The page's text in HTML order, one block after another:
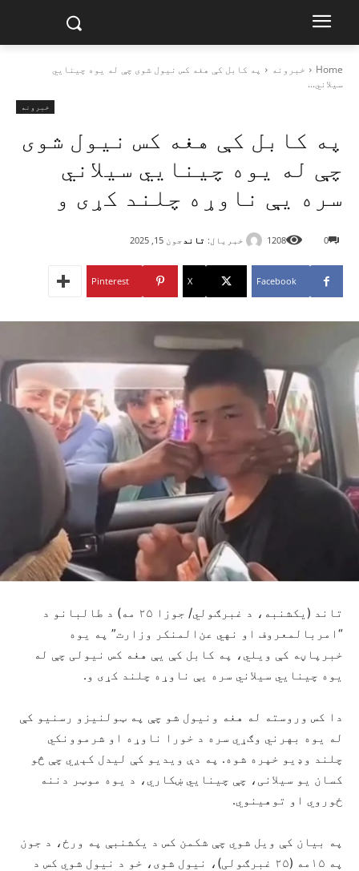
Home خبرونه
په کابل کې هغه کس نیول شوی چې له یوه چینايي
سیلاني...
خبرونه
په کابل کې هغه کس نیول شوی
چې له یوه چینايي سیلاني
سره یې ناوړه چلند کړی و
خبریال: تاند جون 15, 2025 0
1208
Facebook
X
Pinterest
تاند (یکشنبه، د غبرګولي/ جوزا ۲۵ مه) د طالبانو د
“امربالمعروف او نهي عن‌المنکر وزارت” په یوه
خبرپاڼه کې ویلي، په کابل کې یې هغه کس نیولی چې له
یوه چینایي سیلاني سره یې ناوړه چلند کړی و.
دا کس وروسته له هغه ونیول شو چې په ټولنیزو رسنیو کې
له یوه بهرني وګړي سره د خورا ناوړه او شرموونکي
چلند وډیو خپره شوه. په دې ویدیو کې لیدل کېږي چې څو
کسان یو سیلانی، چې چینایي ښکاري، د یوه موټر دننه
ځوروي او توهینوي.
په بیان کې ویل شوي چې شکمن کس د یکشنبې په ورځ، د جون
په ۱۵مه (۲۵ غبرګولی)، نیول شوی، خو د نیول شوي کس د